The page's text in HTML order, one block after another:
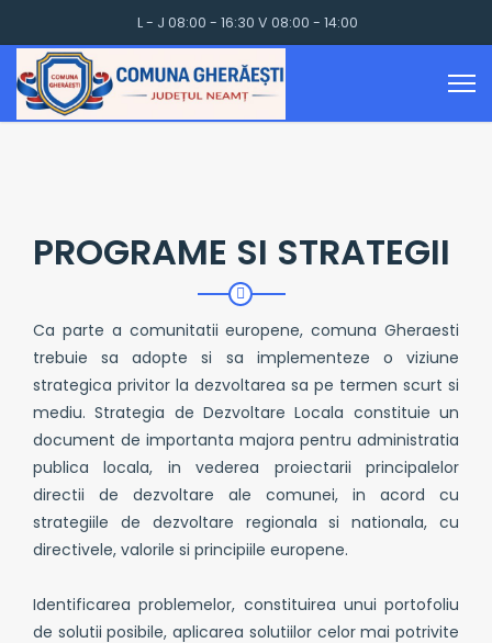
L - J 08:00 - 16:30 V 08:00 - 14:00
PROGRAME SI STRATEGII
Ca parte a comunitatii europene, comuna Gheraesti
trebuie sa adopte si sa implementeze o viziune
strategica privitor la dezvoltarea sa pe termen scurt si
mediu. Strategia de Dezvoltare Locala constituie un
document de importanta majora pentru administratia
publica locala, in vederea proiectarii principalelor
directii de dezvoltare ale comunei, in acord cu
strategiile de dezvoltare regionala si nationala, cu
directivele, valorile si principiile europene.
Identificarea problemelor, constituirea unui portofoliu
de solutii posibile, aplicarea solutiilor celor mai potrivite